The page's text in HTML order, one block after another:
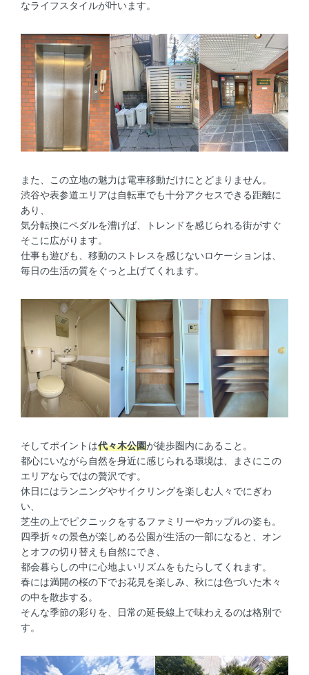
なライフスタイルが叶います。
また、この立地の魅力は電車移動だけにとどまりません。
渋谷や表参道エリアは自転車でも十分アクセスできる距離に
あり、
気分転換にペダルを漕げば、トレンドを感じられる街がすぐ
そこに広がります。
仕事も遊びも、移動のストレスを感じないロケーションは、
毎日の生活の質をぐっと上げてくれます。
そしてポイントは代々木公園が徒歩圏内にあること。
都心にいながら自然を身近に感じられる環境は、まさにこの
エリアならではの贅沢です。
休日にはランニングやサイクリングを楽しむ人々でにぎわ
い、
芝生の上でピクニックをするファミリーやカップルの姿も。
四季折々の景色が楽しめる公園が生活の一部になると、オン
とオフの切り替えも自然にでき、
都会暮らしの中に心地よいリズムをもたらしてくれます。
春には満開の桜の下でお花見を楽しみ、秋には色づいた木々
の中を散歩する。
そんな季節の彩りを、日常の延長線上で味わえるのは格別で
す。